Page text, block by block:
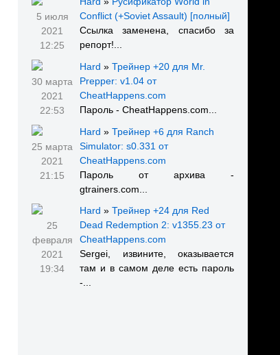
5 июля
2021
12:25
Conflict (+Soviet Assault) [полный]
Ссылка заменена, спасибо за
репорт!...
30 марта
2021
22:53
Hard » Трейнер +20 для Mr.
Prepper: v1.04 от
CheatHappens.com
Пароль - CheatHappens.com...
25 марта
2021
21:15
Hard » Трейнер +6 для Ranch
Simulator: s0.331 от
CheatHappens.com
Пароль от архива -
gtrainers.com...
25
февраля
2021
19:34
Hard » Трейнер +24 для Red
Dead Redemption 2: v1355.23 от
CheatHappens.com
Sergei, извините, оказывается
там и в самом деле есть пароль
-...